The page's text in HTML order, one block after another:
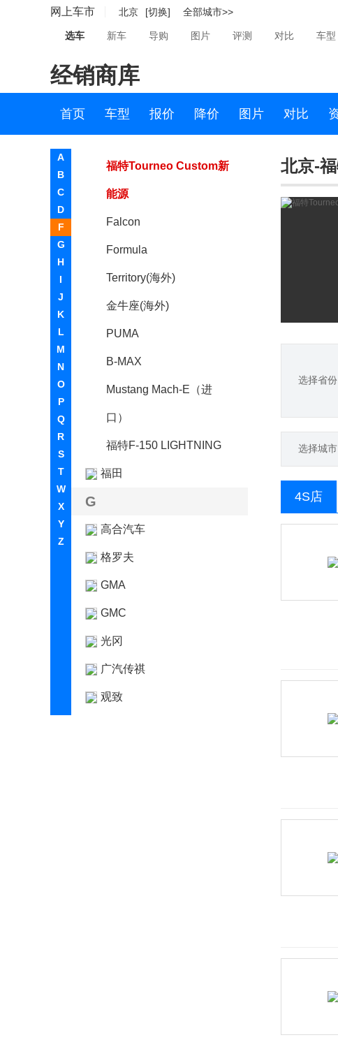
网上车市 北京 [切换] 全部城市>>
选车 新车 导购 图片 评测 对比 车型
经销商库
首页 车型 报价 降价 图片 对比
A
B
C
D
F
G
H
I
J
K
L
M
N
O
P
Q
R
S
T
W
X
Y
Z
福特 Ka
福特 Transit
福特Bronco
福特Tourneo Custom新
能源
Falcon
Formula
Territory(海外)
金牛座(海外)
PUMA
B-MAX
Mustang Mach-E（进
口）
福特F-150 LIGHTNING
福田
G
高合汽车
格罗夫
GMA
GMC
光冈
广汽传祺
观致
北京-
选择省份
选择城市
4S店